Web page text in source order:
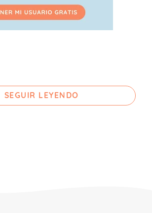
en general y en este caso
SEGUIR LEYENDO